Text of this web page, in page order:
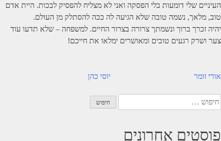
העיניים שלי דומעות בלי הפסקה ואני לא מצליח להפסיק לבכות. היית אדם
טוב, מלאך, נשמה טובה שלא הגיעה לה ככה להסתלק מן העולם.
יהיה זכרך ברוך ונשמתך צרורה בצרור החיים. למשפחה – שלא תדעו עוד
צער ושרק רגעים טובים ומאושרים ימלאו את חייכם!
ניווט יוסי כהן אורי זומר
חיפוש:
פוסטים אחרונים